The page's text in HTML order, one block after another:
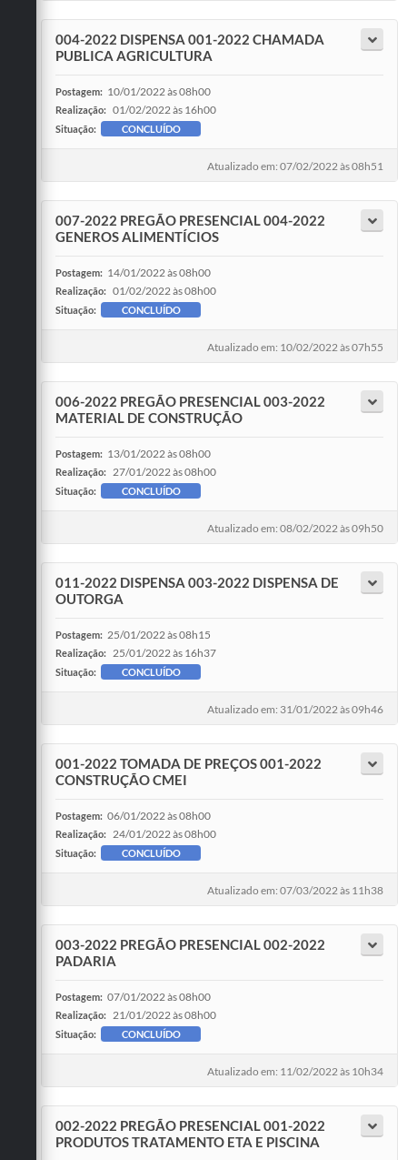
004-2022 DISPENSA 001-2022 CHAMADA
PUBLICA AGRICULTURA
Postagem: 10/01/2022 às 08h00
Realização: 01/02/2022 às 16h00
Situação: CONCLUÍDO
Atualizado em: 07/02/2022 às 08h51
007-2022 PREGÃO PRESENCIAL 004-2022
GENEROS ALIMENTÍCIOS
Postagem: 14/01/2022 às 08h00
Realização: 01/02/2022 às 08h00
Situação: CONCLUÍDO
Atualizado em: 10/02/2022 às 07h55
006-2022 PREGÃO PRESENCIAL 003-2022
MATERIAL DE CONSTRUÇÃO
Postagem: 13/01/2022 às 08h00
Realização: 27/01/2022 às 08h00
Situação: CONCLUÍDO
Atualizado em: 08/02/2022 às 09h50
011-2022 DISPENSA 003-2022 DISPENSA DE
OUTORGA
Postagem: 25/01/2022 às 08h15
Realização: 25/01/2022 às 16h37
Situação: CONCLUÍDO
Atualizado em: 31/01/2022 às 09h46
001-2022 TOMADA DE PREÇOS 001-2022
CONSTRUÇÃO CMEI
Postagem: 06/01/2022 às 08h00
Realização: 24/01/2022 às 08h00
Situação: CONCLUÍDO
Atualizado em: 07/03/2022 às 11h38
003-2022 PREGÃO PRESENCIAL 002-2022
PADARIA
Postagem: 07/01/2022 às 08h00
Realização: 21/01/2022 às 08h00
Situação: CONCLUÍDO
Atualizado em: 11/02/2022 às 10h34
002-2022 PREGÃO PRESENCIAL 001-2022
PRODUTOS TRATAMENTO ETA E PISCINA